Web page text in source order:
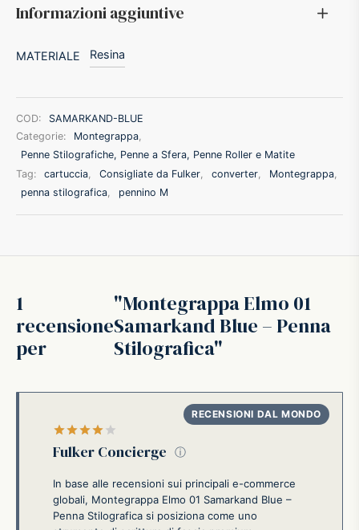
Informazioni aggiuntive
MATERIALE Resina
COD:
SAMARKAND-BLUE
Categorie:
Montegrappa
Penne Stilografiche, Penne a Sfera, Penne Roller e Matite
Tag:
cartuccia Consigliate da Fulker converter Montegrappa
penna stilografica, pennino M
1
recensione
per
Montegrappa Elmo 01
Samarkand Blue – Penna
Stilografica
Fulker Concierge ⓘ
In base alle recensioni sui principali e-commerce
globali, Montegrappa Elmo 01 Samarkand Blue –
Penna Stilografica si posiziona come uno